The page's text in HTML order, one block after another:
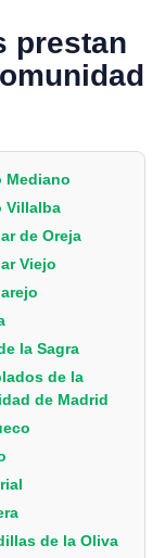
prestan
Mediano
Villalba
de Oreja
Viejo
la Sagra
de la
de Madrid
de la Oliva